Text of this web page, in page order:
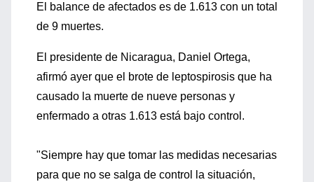
El balance de afectados es de 1.613 con un total
de 9 muertes.
El presidente de Nicaragua, Daniel Ortega,
afirmó ayer que el brote de leptospirosis que ha
causado la muerte de nueve personas y
enfermado a otras 1.613 está bajo control.
"Siempre hay que tomar las medidas necesarias
para que no se salga de control la situación,